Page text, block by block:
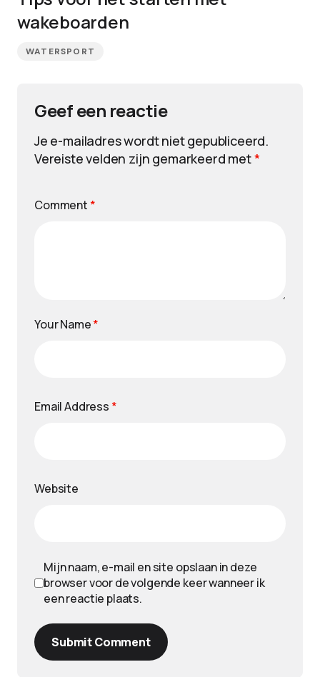
wakeboarden
WATERSPORT
Geef een reactie
Je e-mailadres wordt niet gepubliceerd.
Vereiste velden zijn gemarkeerd met*
Comment *
Your Name*
Email Address *
Website
Mijn naam, e-mail en site opslaan in deze
browser voor de volgende keer wanneer ik
een reactie plaats.
Submit Comment